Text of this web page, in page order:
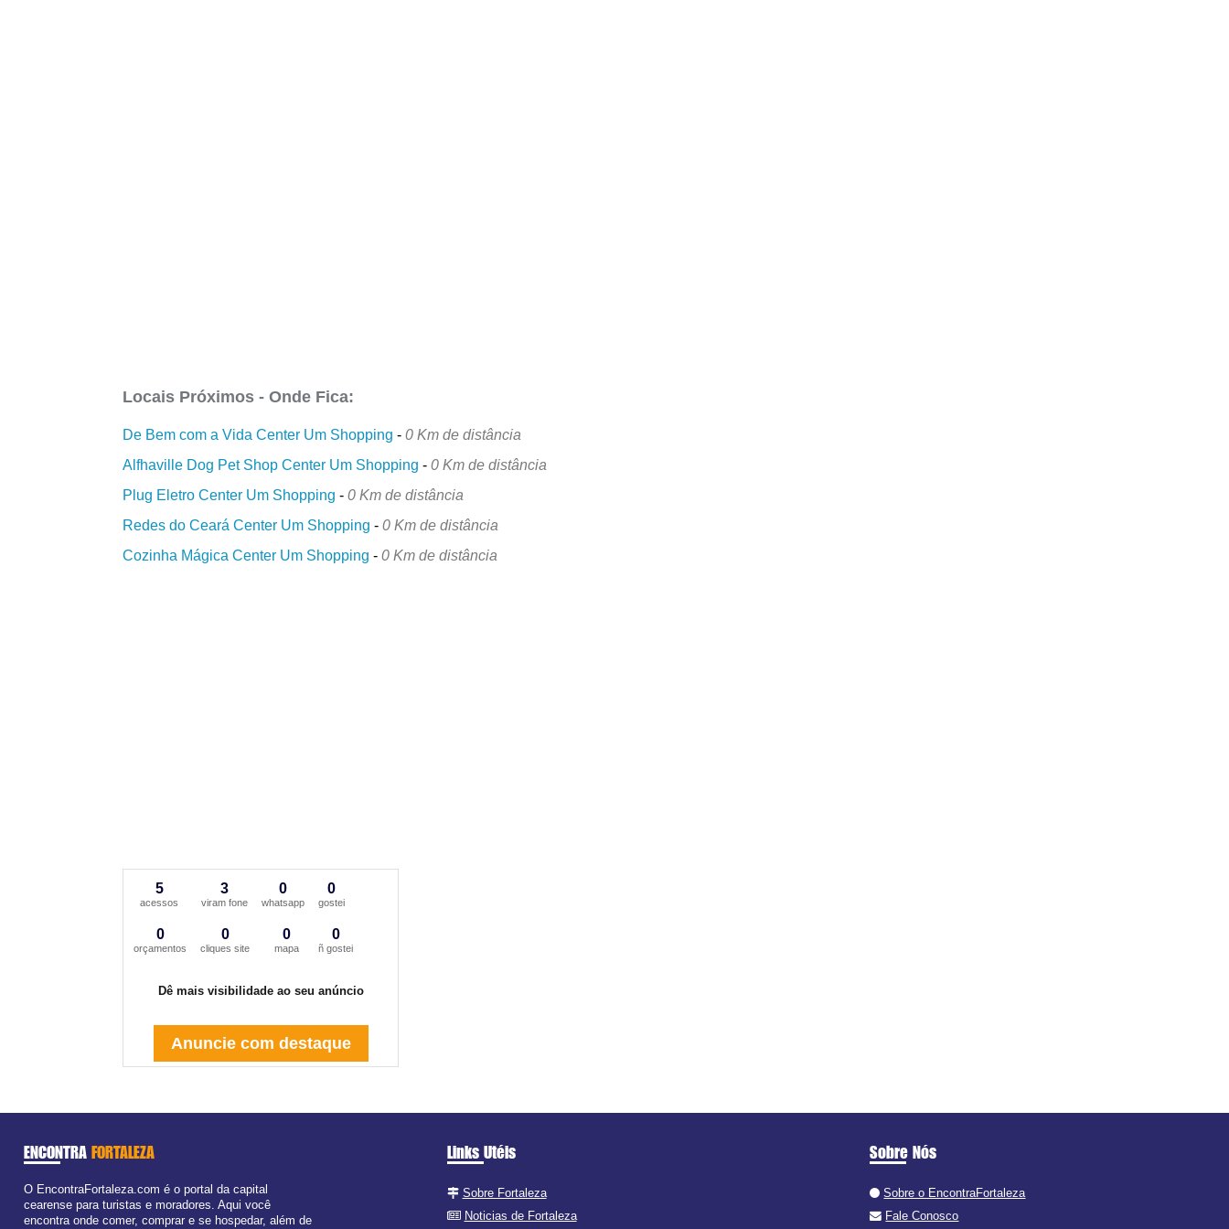
Locais Próximos - Onde Fica:
De Bem com a Vida Center Um Shopping -0 Km de distância
Alfhaville Dog Pet Shop Center Um Shopping -0 Km de distância
Plug Eletro Center Um Shopping -0 Km de distância
Redes do Ceará Center Um Shopping -0 Km de distância
Cozinha Mágica Center Um Shopping -0 Km de distância
5
acessos
3
viram fone
0
whatsapp
0
gostei
0
orçamentos
0
cliques site
0
mapa
0
ñ gostei
Dê mais visibilidade ao seu anúncio
Anuncie com destaque
ENCONTRA FORTALEZA
O EncontraFortaleza.com é o portal da capital
cearense para turistas e moradores. Aqui você
encontra onde comer, comprar e se hospedar, além de
Links Utéis
Sobre Fortaleza
Noticias de Fortaleza
Sobre Nós
Sobre o EncontraFortaleza
Fale Conosco